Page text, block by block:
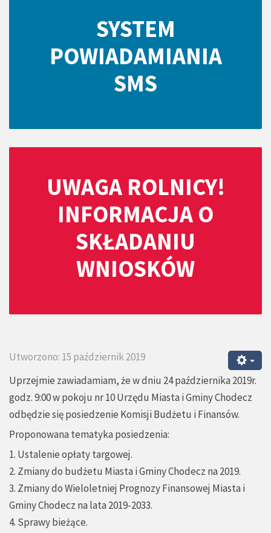
SYSTEM
POWIADAMIANIA
SMS
UWAGA ROLNICY!
INFORMACJA O
SKŁADANIU
WNIOSKÓW
Utworzono: 15 październik 2019
Uprzejmie zawiadamiam, że w dniu 24 października 2019r.
godz. 9:00 w pokoju nr 10 Urzędu Miasta i Gminy Chodecz
odbędzie się posiedzenie Komisji Budżetu i Finansów.
Proponowana tematyka posiedzenia:
1. Ustalenie opłaty targowej.
2. Zmiany do budżetu Miasta i Gminy Chodecz na 2019.
3. Zmiany do Wieloletniej Prognozy Finansowej Miasta i
Gminy Chodecz na lata 2019-2033.
4. Sprawy bieżące.